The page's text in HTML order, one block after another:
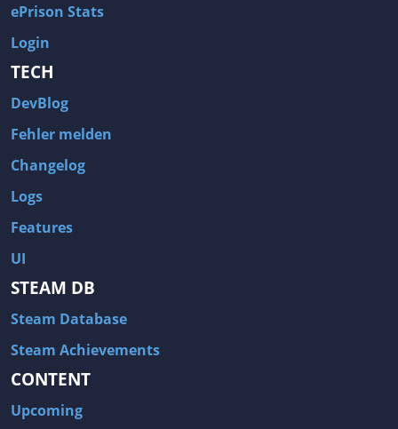
ePrison Stats
Login
TECH
DevBlog
Fehler melden
Changelog
Logs
Features
UI
STEAM DB
Steam Database
Steam Achievements
CONTENT
Upcoming